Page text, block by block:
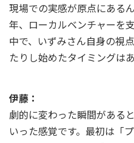
現場での実感が原点にある
年、ローカルベンチャーを
中で、いずみさん自身の視
たりし始めたタイミングは
伊藤：
劇的に変わった瞬間がある
いった感覚です。最初は「